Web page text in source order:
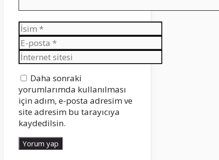
İsim
E-
posta
İnternet
sitesi
Daha sonraki
yorumlarımda kullanılması
için adım, e-posta adresim ve
site adresim bu tarayıcıya
kaydedilsin.